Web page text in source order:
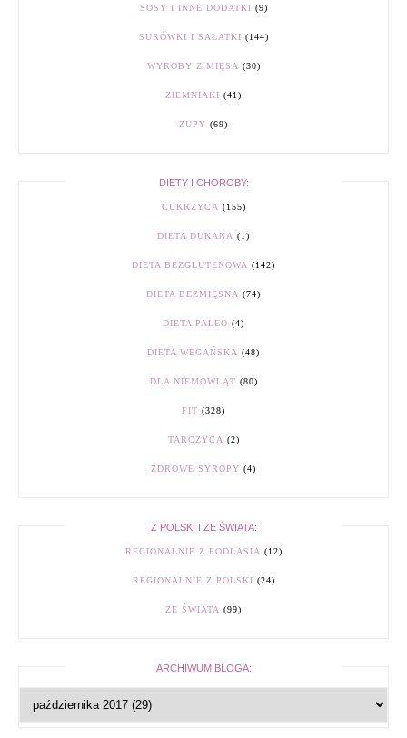
SOSY I INNE DODATKI (9)
SURÓWKI I SAŁATKI (144)
WYROBY Z MIĘSA (30)
ZIEMNIAKI (41)
ZUPY (69)
DIETY I CHOROBY:
CUKRZYCA (155)
DIETA DUKANA (1)
DIETA BEZGLUTENOWA (142)
DIETA BEZMIĘSNA (74)
DIETA PALEO (4)
DIETA WEGAŃSKA (48)
DLA NIEMOWLĄT (80)
FIT (328)
TARCZYCA (2)
ZDROWE SYROPY (4)
Z POLSKI I ZE ŚWIATA:
REGIONALNIE Z PODLASIA (12)
REGIONALNIE Z POLSKI (24)
ZE ŚWIATA (99)
ARCHIWUM BLOGA: